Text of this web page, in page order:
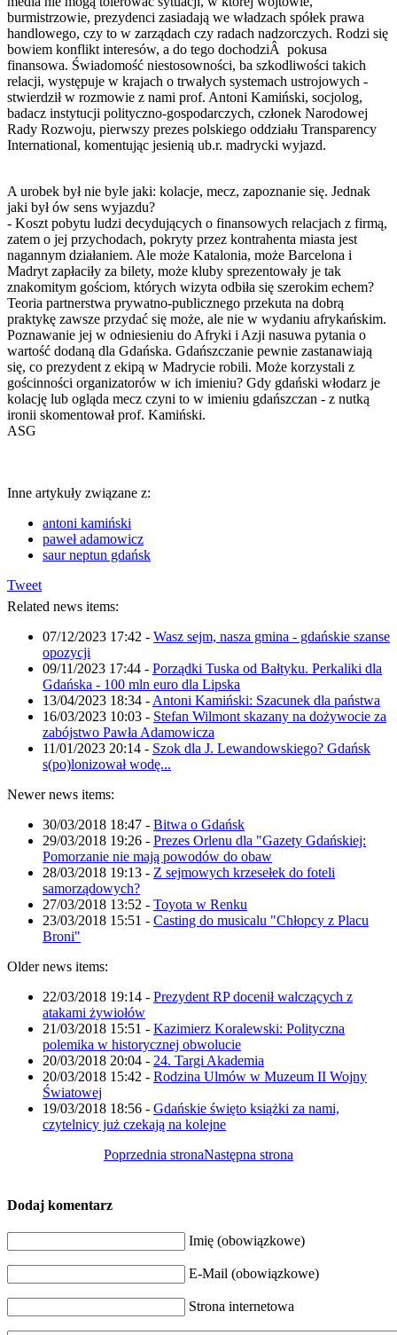
burmistrzowie, prezydenci zasiadają we władzach spółek prawa
handlowego, czy to w zarządach czy radach nadzorczych. Rodzi się
bowiem konflikt interesów, a do tego dochodziÂ pokusa
finansowa. Świadomość niestosowności, ba szkodliwości takich
relacji, występuje w krajach o trwałych systemach ustrojowych -
stwierdził w rozmowie z nami prof. Antoni Kamiński, socjolog,
badacz instytucji polityczno-gospodarczych, członek Narodowej
Rady Rozwoju, pierwszy prezes polskiego oddziału Transparency
International, komentując jesienią ub.r. madrycki wyjazd.
A urobek był nie byle jaki: kolacje, mecz, zapoznanie się. Jednak
jaki był ów sens wyjazdu?
- Koszt pobytu ludzi decydujących o finansowych relacjach z firmą,
zatem o jej przychodach, pokryty przez kontrahenta miasta jest
nagannym działaniem. Ale może Katalonia, może Barcelona i
Madryt zapłaciły za bilety, może kluby sprezentowały je tak
znakomitym gościom, których wizyta odbiła się szerokim echem?
Teoria partnerstwa prywatno-publicznego przekuta na dobrą
praktykę zawsze przydać się może, ale nie w wydaniu afrykańskim.
Poznawanie jej w odniesieniu do Afryki i Azji nasuwa pytania o
wartość dodaną dla Gdańska. Gdańszczanie pewnie zastanawiają
się, co prezydent z ekipą w Madrycie robili. Może korzystali z
gościnności organizatorów w ich imieniu? Gdy gdański włodarz je
kolację lub ogląda mecz czyni to w imieniu gdańszczan - z nutką
ironii skomentował prof. Kamiński.
ASG
Inne artykuły związane z:
antoni kamiński
paweł adamowicz
saur neptun gdańsk
Tweet
Related news items:
07/12/2023 17:42 - Wasz sejm, nasza gmina - gdańskie szanse
opozycji
09/11/2023 17:44 - Porządki Tuska od Bałtyku. Perkaliki dla
Gdańska - 100 mln euro dla Lipska
13/04/2023 18:34 - Antoni Kamiński: Szacunek dla państwa
16/03/2023 10:03 - Stefan Wilmont skazany na dożywocie za
zabójstwo Pawła Adamowicza
11/01/2023 20:14 - Szok dla J. Lewandowskiego? Gdańsk
s(po)lonizował wodę...
Newer news items:
30/03/2018 18:47 - Bitwa o Gdańsk
29/03/2018 19:26 - Prezes Orlenu dla "Gazety Gdańskiej:
Pomorzanie nie mają powodów do obaw
28/03/2018 19:13 - Z sejmowych krzesełek do foteli
samorządowych?
27/03/2018 13:52 - Toyota w Renku
23/03/2018 15:51 - Casting do musicalu "Chłopcy z Placu
Broni"
Older news items:
22/03/2018 19:14 - Prezydent RP docenił walczących z
atakami żywiołów
21/03/2018 15:51 - Kazimierz Koralewski: Polityczna
polemika w historycznej obwolucie
20/03/2018 20:04 - 24. Targi Akademia
20/03/2018 15:42 - Rodzina Ulmów w Muzeum II Wojny
Światowej
19/03/2018 18:56 - Gdańskie święto książki za nami,
czytelnicy już czekają na kolejne
Poprzednia stronaNastępna strona
Dodaj komentarz
Imię (obowiązkowe)
E-Mail (obowiązkowe)
Strona internetowa